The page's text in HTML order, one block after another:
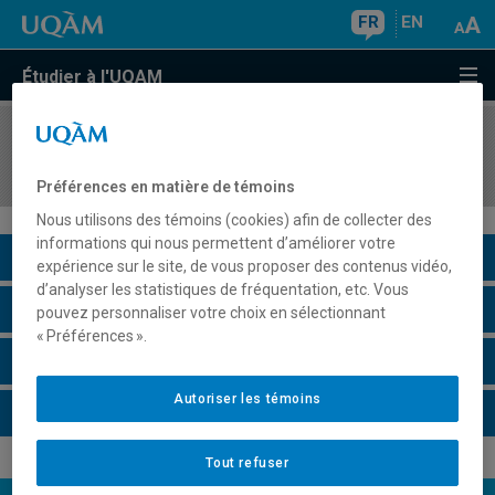
FR EN
Étudier à l'UQAM
COURS//
Description du cours
Horaire - Été 2026
Préférences en matière de témoins
Nous utilisons des témoins (cookies) afin de collecter des
informations qui nous permettent d’améliorer votre
expérience sur le site, de vous proposer des contenus vidéo,
d’analyser les statistiques de fréquentation, etc. Vous
pouvez personnaliser votre choix en sélectionnant
« Préférences ».
Tout refuser
Autoriser les témoins